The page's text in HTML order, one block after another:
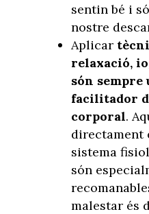
sentin bé i
nostre
Aplicar
relaxació,
són
facilitador
corporal.
directament
sistema
són
malestar és